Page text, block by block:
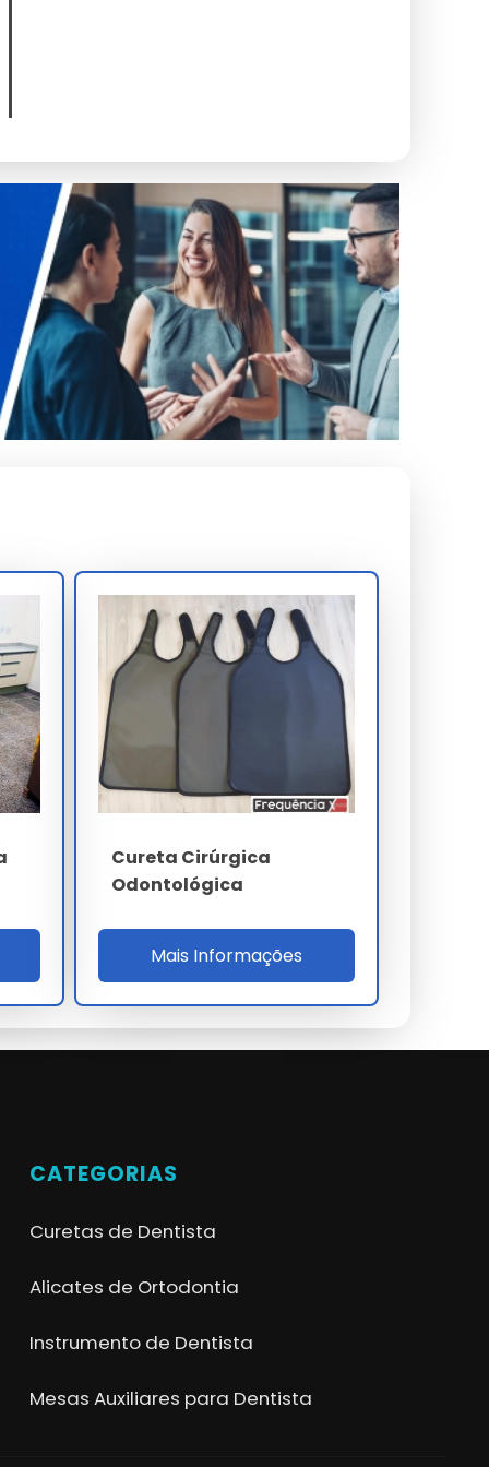
Cureta Cirúrgica
Odontológica
Mais Informações
CATEGORIAS
Curetas de Dentista
Alicates de Ortodontia
Instrumento de Dentista
Mesas Auxiliares para Dentista